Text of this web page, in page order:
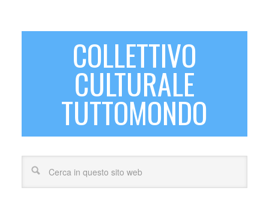
COLLETTIVO
CULTURALE
TUTTOMONDO